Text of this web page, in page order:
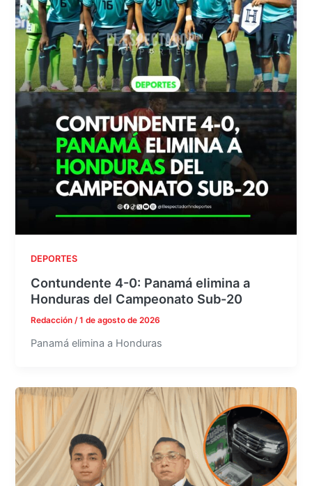
DEPORTES
Contundente 4-0: Panamá elimina a
Honduras del Campeonato Sub-20
Redacción/1 de agosto de 2026
Panamá elimina a Honduras